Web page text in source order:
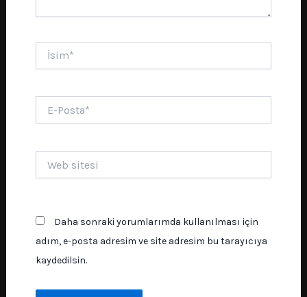
İsim*
Posta*
sitesi
Daha sonraki yorumlarımda kullanılması için
adım, e-posta adresim ve site adresim bu tarayıcıya
kaydedilsin.